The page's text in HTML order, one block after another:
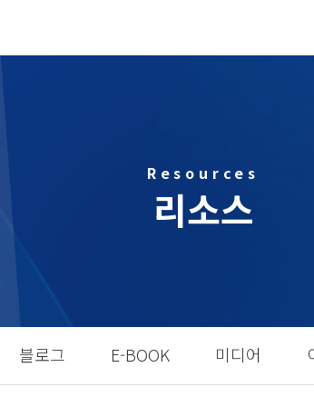
Resources
리소스
블로그 E-BOOK 미디어